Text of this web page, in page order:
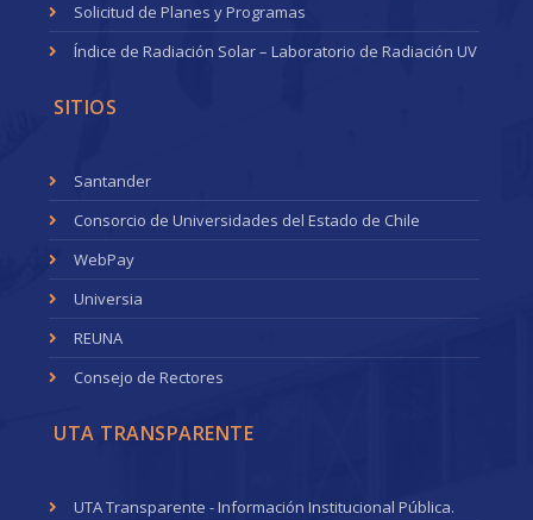
Solicitud de Planes y Programas
Índice de Radiación Solar – Laboratorio de Radiación UV
SITIOS
Santander
Consorcio de Universidades del Estado de Chile
WebPay
Universia
REUNA
Consejo de Rectores
UTA TRANSPARENTE
UTA Transparente - Información Institucional Pública.